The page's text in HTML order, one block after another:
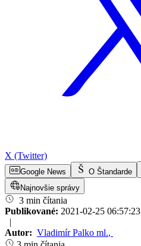
X (Twitter)
Google News O Štandarde
Najnovšie správy
3 min čítania
Publikované: 2021-02-25 06:57:23
|
Autor: Vladimír Palko ml.,